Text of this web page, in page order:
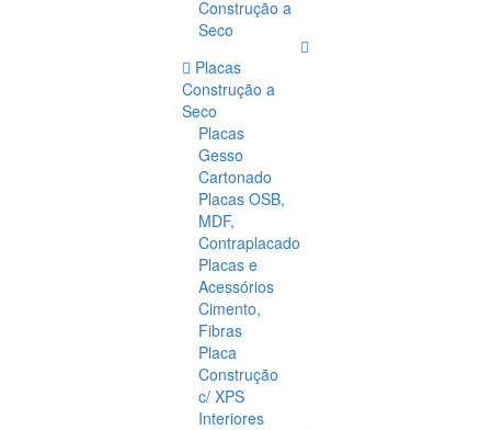
Construção a
Seco
Placas
Construção a
Seco
Placas
Gesso
Cartonado
Placas OSB,
MDF,
Contraplacado
Placas e
Acessórios
Cimento,
Fibras
Placa
Construção
c/ XPS
Interiores